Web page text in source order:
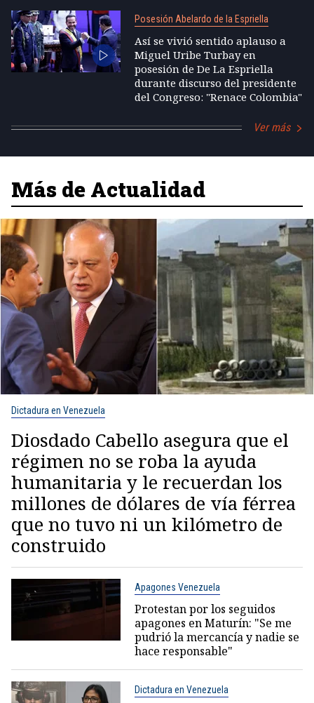
Posesión Abelardo de la Espriella
Así se vivió sentido aplauso a
Miguel Uribe Turbay en
posesión de De La Espriella
durante discurso del presidente
del Congreso: "Renace Colombia"
Ver más
Más de Actualidad
Dictadura en Venezuela
Diosdado Cabello asegura que el
régimen no se roba la ayuda
humanitaria y le recuerdan los
millones de dólares de vía férrea
que no tuvo ni un kilómetro de
construido
Apagones Venezuela
Protestan por los seguidos
apagones en Maturín: "Se me
pudrió la mercancía y nadie se
hace responsable"
Dictadura en Venezuela